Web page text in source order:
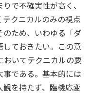
で不確実性が高く、
クニカルのみの視点
ため、いわゆる「ダ
ておきたい。この意
おいてテクニカルの要
である。基本的には
を持たず、臨機応変